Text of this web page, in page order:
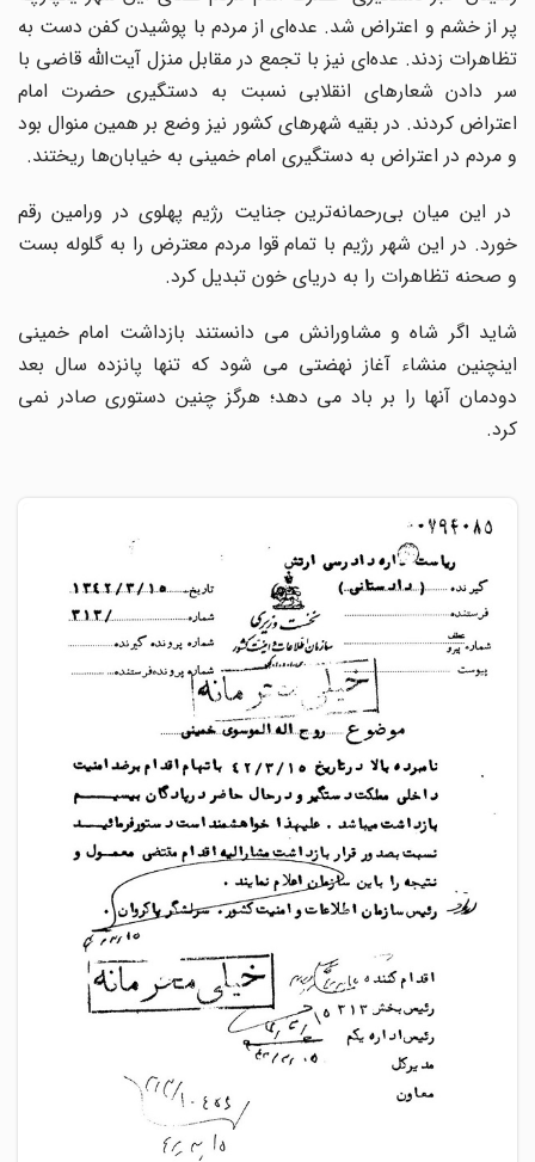
پر از خشم‌ و اعتراض‌ شد. عده‌ای از مردم‌ با پوشیدن‌ کفن‌ دست‌ به‌
تظاهرات‌ زدند. عده‌ای نیز با تجمع‌ در مقابل‌ منزل‌ آیت‌اللّه‌ قاضی ‌با
سر دادن‌ شعارهای انقلابی نسبت‌ به‌ دستگیری حضرت‌ امام‌
اعتراض کردند. در بقیه شهرهای کشور نیز وضع بر همین منوال بود
و مردم در اعتراض به دستگیری امام خمینی به خیابان‌ها ریختند.
در این میان بی‌رحمانه‌ترین جنایت رژیم پهلوی در ورامین رقم
خورد. در این شهر رژیم با تمام قوا مردم معترض را به گلوله بست
و صحنه تظاهرات را به دریای خون تبدیل کرد.
شاید اگر شاه و مشاورانش می دانستند بازداشت امام خمینی
اینچنین منشاء آغاز نهضتی می شود که تنها پانزده سال بعد
دودمان آنها را بر باد می دهد؛ هرگز چنین دستوری صادر نمی
کرد.